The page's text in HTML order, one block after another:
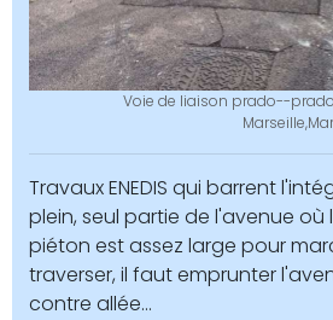
Voie de liaison prado--prado
Travaux ENEDIS qui barrent
plein, seul partie de l'avenue
piéton est assez large pour
traverser, il faut emprunter
contre allée...